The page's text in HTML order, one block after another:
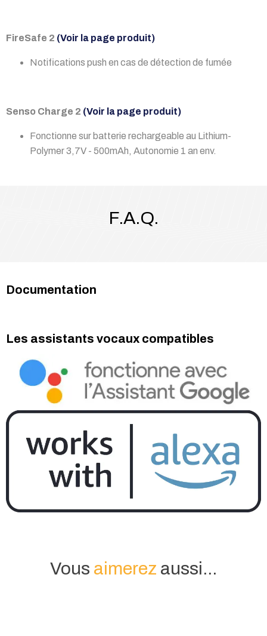
FireSafe 2 (Voir la page produit)
Notifications push en cas de détection de fumée
Senso Charge 2 (Voir la page produit)
Fonctionne sur batterie rechargeable au Lithium-
Polymer 3,7V - 500mAh, Autonomie 1 an env.
F.A.Q.
Documentation
Les assistants vocaux compatibles
Vous aimerez aussi...